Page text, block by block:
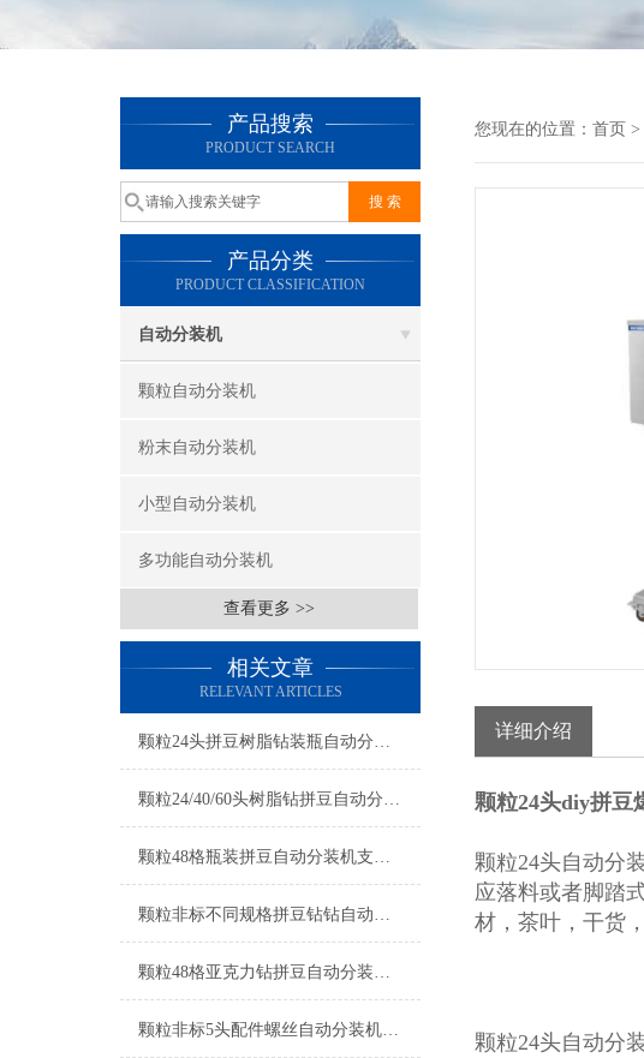
产品搜索
PRODUCT SEARCH
产品分类
PRODUCT CLASSIFICATION
自动分装机
颗粒自动分装机
粉末自动分装机
小型自动分装机
多功能自动分装机
查看更多 >>
相关文章
RELEVANT ARTICLES
颗粒24头拼豆树脂钻装瓶自动分装机厂家
颗粒24/40/60头树脂钻拼豆自动分装机厂家
颗粒48格瓶装拼豆自动分装机支持定制
颗粒非标不同规格拼豆钻钻自动分装机厂家
颗粒48格亚克力钻拼豆自动分装机厂家
颗粒非标5头配件螺丝自动分装机厂家
您现在的位置： 首页 >
详细介绍
颗粒24头diy拼豆
颗粒24头自动分
应落料或者脚踏
材，茶叶，干货
颗粒24头自动分